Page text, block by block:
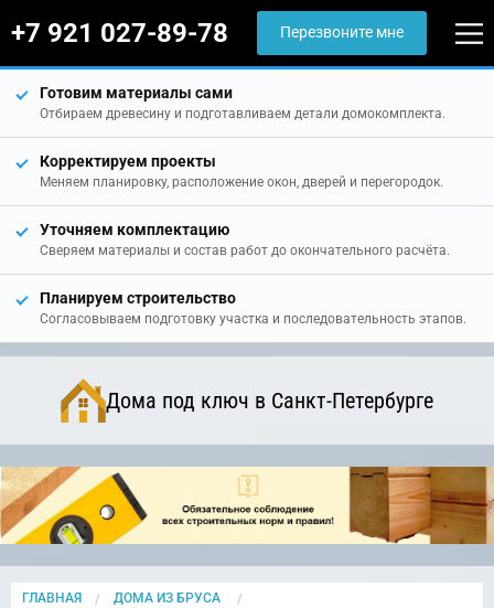
+7 921 027-89-78 Перезвоните мне
Готовим материалы сами
Отбираем древесину и подготавливаем детали домокомплекта.
Корректируем проекты
Меняем планировку, расположение окон, дверей и перегородок.
Уточняем комплектацию
Сверяем материалы и состав работ до окончательного расчёта.
Планируем строительство
Согласовываем подготовку участка и последовательность этапов.
Дома под ключ в Санкт-Петербурге
ГЛАВНАЯ
ДОМА ИЗ БРУСА